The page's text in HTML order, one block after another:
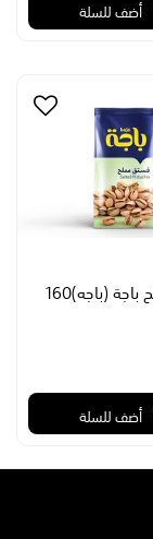
أضف للسلة
فستق مملح باجة (باجه)160
أضف للسلة